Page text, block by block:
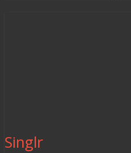
Singlr